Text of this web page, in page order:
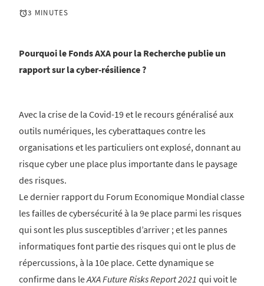
3 MINUTES
Pourquoi le Fonds AXA pour la Recherche publie un
rapport sur la cyber-résilience ?
Avec la crise de la Covid-19 et le recours généralisé aux
outils numériques, les cyberattaques contre les
organisations et les particuliers ont explosé, donnant au
risque cyber une place plus importante dans le paysage
des risques.
Le dernier rapport du Forum Economique Mondial classe
les failles de cybersécurité à la 9e place parmi les risques
qui sont les plus susceptibles d’arriver ; et les pannes
informatiques font partie des risques qui ont le plus de
répercussions, à la 10e place. Cette dynamique se
confirme dans leAXA Future Risks Report 2021 qui voit le